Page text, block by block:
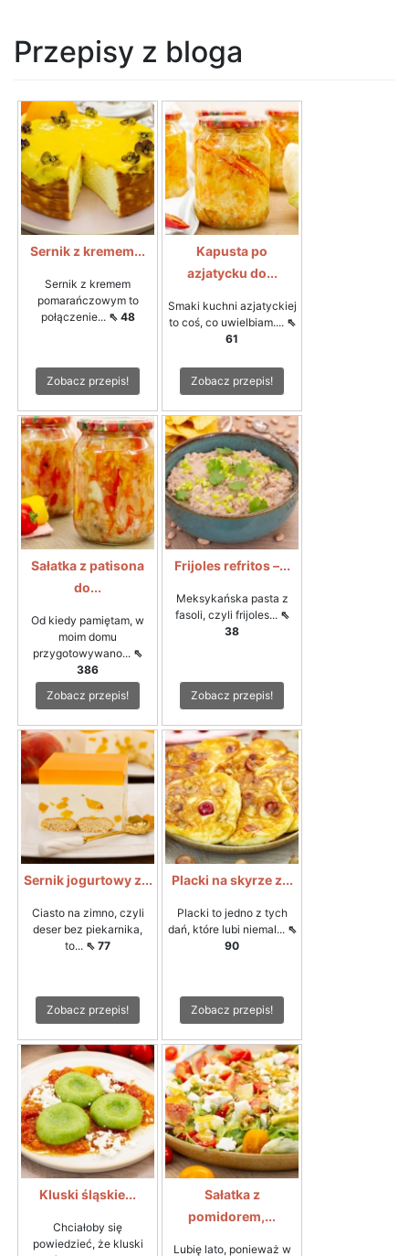
Przepisy z bloga
Sernik z kremem...
Sernik z kremem
pomarańczowym to
połączenie... ⇖ 48
Zobacz przepis!
Kapusta po
azjatycku do...
Smaki kuchni azjatyckiej
to coś, co uwielbiam.... ⇖
61
Zobacz przepis!
Sałatka z patisona
do...
Od kiedy pamiętam, w
moim domu
przygotowywano... ⇖
386
Zobacz przepis!
Frijoles refritos –...
Meksykańska pasta z
fasoli, czyli frijoles... ⇖
38
Zobacz przepis!
Sernik jogurtowy z...
Ciasto na zimno, czyli
deser bez piekarnika,
to... ⇖ 77
Zobacz przepis!
Placki na skyrze z...
Placki to jedno z tych
dań, które lubi niemal... ⇖
90
Zobacz przepis!
Kluski śląskie...
Chciałoby się
powiedzieć, że kluski
Sałatka z
pomidorem,...
Lubię lato, ponieważ w